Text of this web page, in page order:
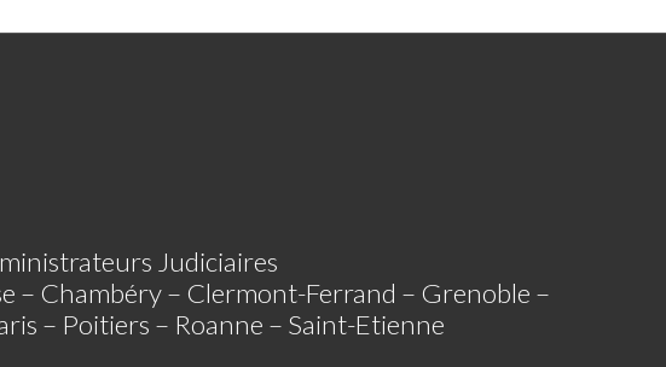
Judiciaires
– Chambéry – Clermont-Ferrand – Grenoble –
– Poitiers – Roanne – Saint-Etienne